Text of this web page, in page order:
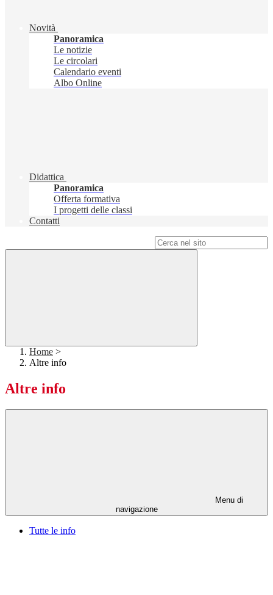
Novità
Panoramica
Le notizie
Le circolari
Calendario eventi
Albo Online
Didattica
Panoramica
Offerta formativa
I progetti delle classi
Contatti
Home >
Altre info
Altre info
Menu di
navigazione
Tutte le info